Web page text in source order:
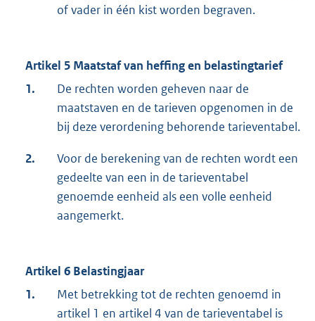
of vader in één kist worden begraven.
Artikel 5 Maatstaf van heffing en belastingtarief
1.
De rechten worden geheven naar de
maatstaven en de tarieven opgenomen in de
bij deze verordening behorende tarieventabel.
2.
Voor de berekening van de rechten wordt een
gedeelte van een in de tarieventabel
genoemde eenheid als een volle eenheid
aangemerkt.
Artikel 6 Belastingjaar
1.
Met betrekking tot de rechten genoemd in
artikel 1 en artikel 4 van de tarieventabel is